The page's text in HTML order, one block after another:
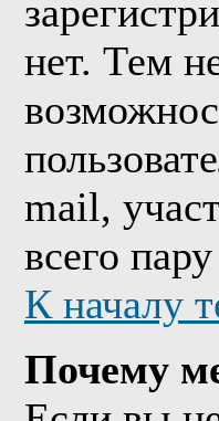
нет. Тем
mail,
всего
К началу
Почему